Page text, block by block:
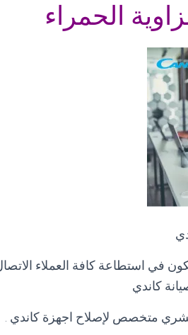
الحمراء
في استطاعة كافة العملاء
كاندي
متخصص لإصلاح اجهزة كاندي